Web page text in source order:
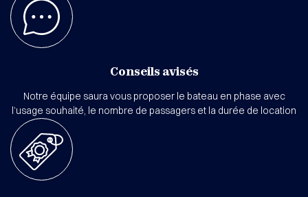
Conseils avisés
Notre équipe saura vous proposer le bateau en phase avec
l’usage souhaité, le nombre de passagers et la durée de location